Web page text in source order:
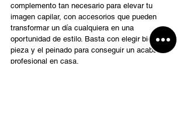
complemento tan necesario para elevar tu
imagen capilar, con accesorios que pueden
transformar un día cualquiera en una
oportunidad de estilo. Basta con elegir bien la
pieza y el peinado para conseguir un acabado
profesional en casa.